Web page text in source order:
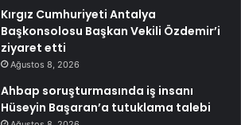
Kırgız Cumhuriyeti Antalya
Başkonsolosu Başkan Vekili Özdemir’i
ziyaret etti
Ağustos 8, 2026
Ahbap soruşturmasında iş insanı
Hüseyin Başaran’a tutuklama talebi